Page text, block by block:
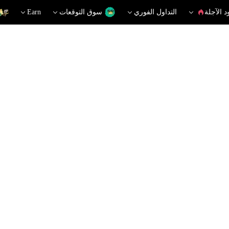
الآجلة التداول الفوري سوق التوقعات Earn